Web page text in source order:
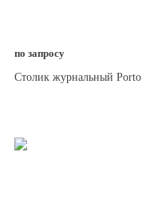
по запросу
Столик журнальный Porto